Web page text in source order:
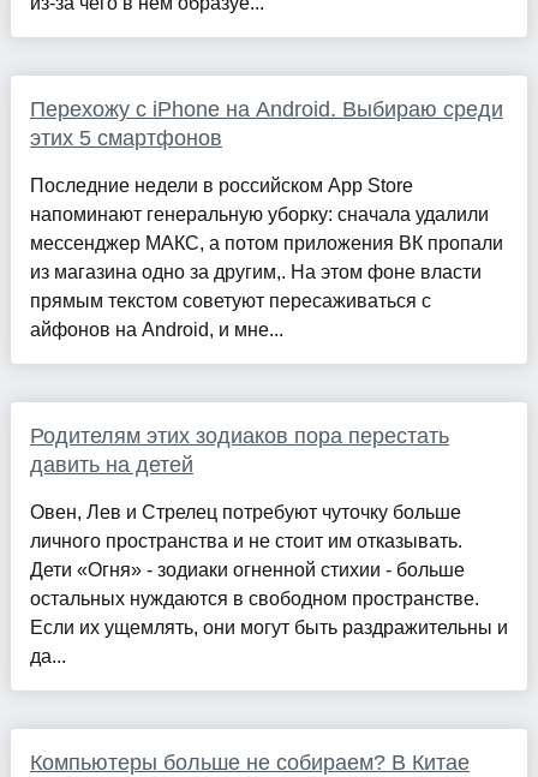
Перехожу с iPhone на Android. Выбираю среди
этих 5 смартфонов
Последние недели в российском App Store
напоминают генеральную уборку: сначала удалили
мессенджер МАКС, а потом приложения ВК пропали
из магазина одно за другим,. На этом фоне власти
прямым текстом советуют пересаживаться с
айфонов на Android, и мне...
Родителям этих зодиаков пора перестать
давить на детей
Овен, Лев и Стрелец потребуют чуточку больше
личного пространства и не стоит им отказывать.
Дети «Огня» - зодиаки огненной стихии - больше
остальных нуждаются в свободном пространстве.
Если их ущемлять, они могут быть раздражительны и
да...
Компьютеры больше не собираем? В Китае